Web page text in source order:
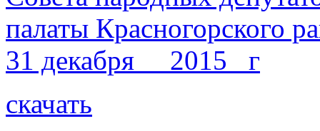
палаты Красногорского
31 декабря __2015_ г
скачать